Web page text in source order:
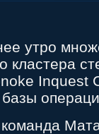
утро
кластера
Inquest